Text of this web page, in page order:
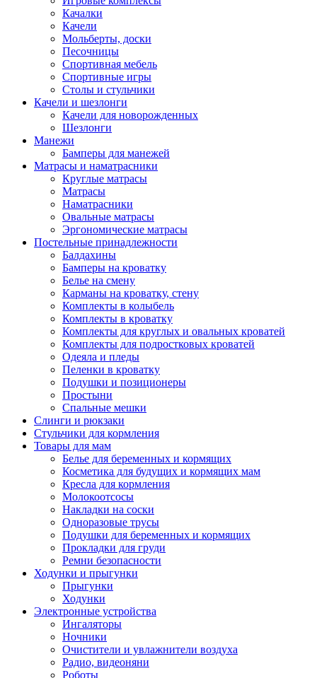
Качалки
Качели
Мольберты, доски
Песочницы
Спортивная мебель
Спортивные игры
Столы и стульчики
Качели и шезлонги
Качели для новорожденных
Шезлонги
Манежи
Бамперы для манежей
Матрасы и наматрасники
Круглые матрасы
Матрасы
Наматрасники
Овальные матрасы
Эргономические матрасы
Постельные принадлежности
Балдахины
Бамперы на кроватку
Белье на смену
Карманы на кроватку, стену
Комплекты в колыбель
Комплекты в кроватку
Комплекты для круглых и овальных кроватей
Комплекты для подростковых кроватей
Одеяла и пледы
Пеленки в кроватку
Подушки и позиционеры
Простыни
Спальные мешки
Слинги и рюкзаки
Стульчики для кормления
Товары для мам
Белье для беременных и кормящих
Косметика для будущих и кормящих мам
Кресла для кормления
Молокоотсосы
Накладки на соски
Одноразовые трусы
Подушки для беременных и кормящих
Прокладки для груди
Ремни безопасности
Ходунки и прыгунки
Прыгунки
Ходунки
Электронные устройства
Ингаляторы
Ночники
Очистители и увлажнители воздуха
Радио, видеоняни
Роботы